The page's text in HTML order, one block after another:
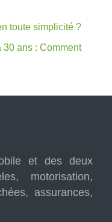
toute simplicité ?
ans : Comment
et des deux
motorisation,
assurances,